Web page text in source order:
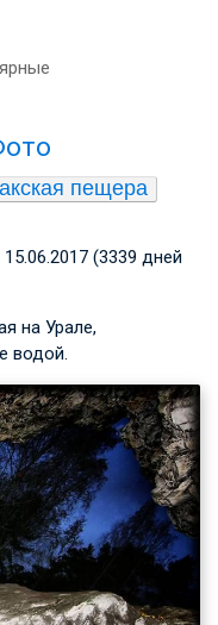
пещера
15.06.2017 (3339 дней
на Урале,
водой.